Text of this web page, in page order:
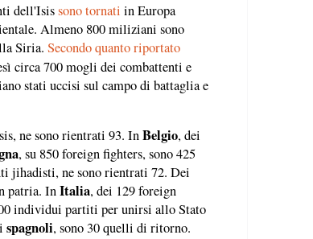
dell'Isissono tornati in Europa
Almeno 800 miliziani sono
Siria. Secondo quanto riportato
circa 700 mogli dei combattenti e
stati uccisi sul campo di battaglia e
ne sono rientrati 93. InBelgio, dei
, su 850 foreign fighters, sono 425
jihadisti, ne sono rientrati 72. Dei
patria. InItalia, dei 129 foreign
individui partiti per unirsi allo Stato
spagnoli, sono 30 quelli di ritorno.